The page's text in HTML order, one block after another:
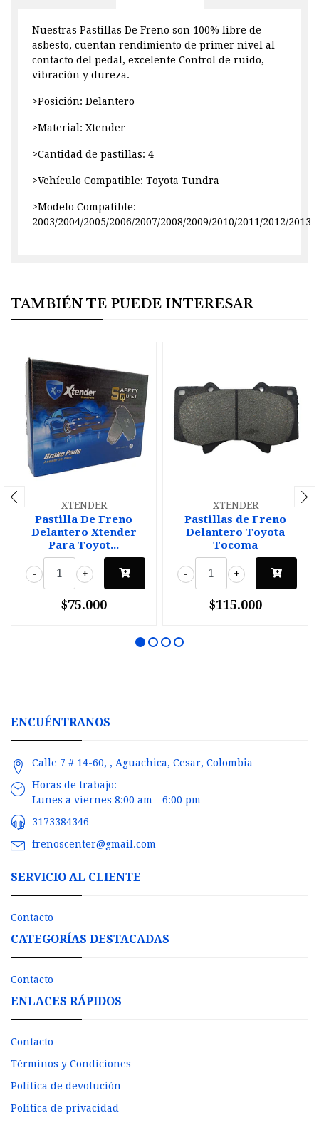
Nuestras Pastillas De Freno son 100% libre de
asbesto, cuentan rendimiento de primer nivel al
contacto del pedal, excelente Control de ruido,
vibración y dureza.
>Posición: Delantero
>Material: Xtender
>Cantidad de pastillas: 4
>Vehículo Compatible: Toyota Tundra
>Modelo Compatible:
2003/2004/2005/2006/2007/2008/2009/2010/2011/2012/2013
TAMBIÉN TE PUEDE INTERESAR
XTENDER
Pastilla De Freno
Delantero Xtender
Para Toyot...
+
-
$75.000
XTENDER
Pastillas de Freno
Delantero Toyota
Tocoma
+
-
$115.000
ENCUÉNTRANOS
Calle 7 # 14-60, , Aguachica, Cesar, Colombia
Horas de trabajo:
Lunes a viernes 8:00 am - 6:00 pm
3173384346
frenoscenter@gmail.com
SERVICIO AL CLIENTE
Contacto
CATEGORÍAS DESTACADAS
Contacto
ENLACES RÁPIDOS
Contacto
Términos y Condiciones
Política de devolución
Política de privacidad